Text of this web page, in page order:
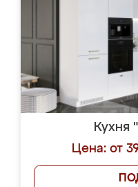
Кухня
Цена: от